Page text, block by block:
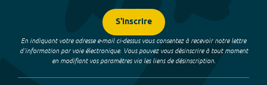
S'inscrire
En indiquant votre adresse e-mail ci-dessus vous consentez à recevoir notre lettre
d’information par voie électronique. Vous pouvez vous désinscrire à tout moment
en modifiant vos paramètres via les liens de désinscription.